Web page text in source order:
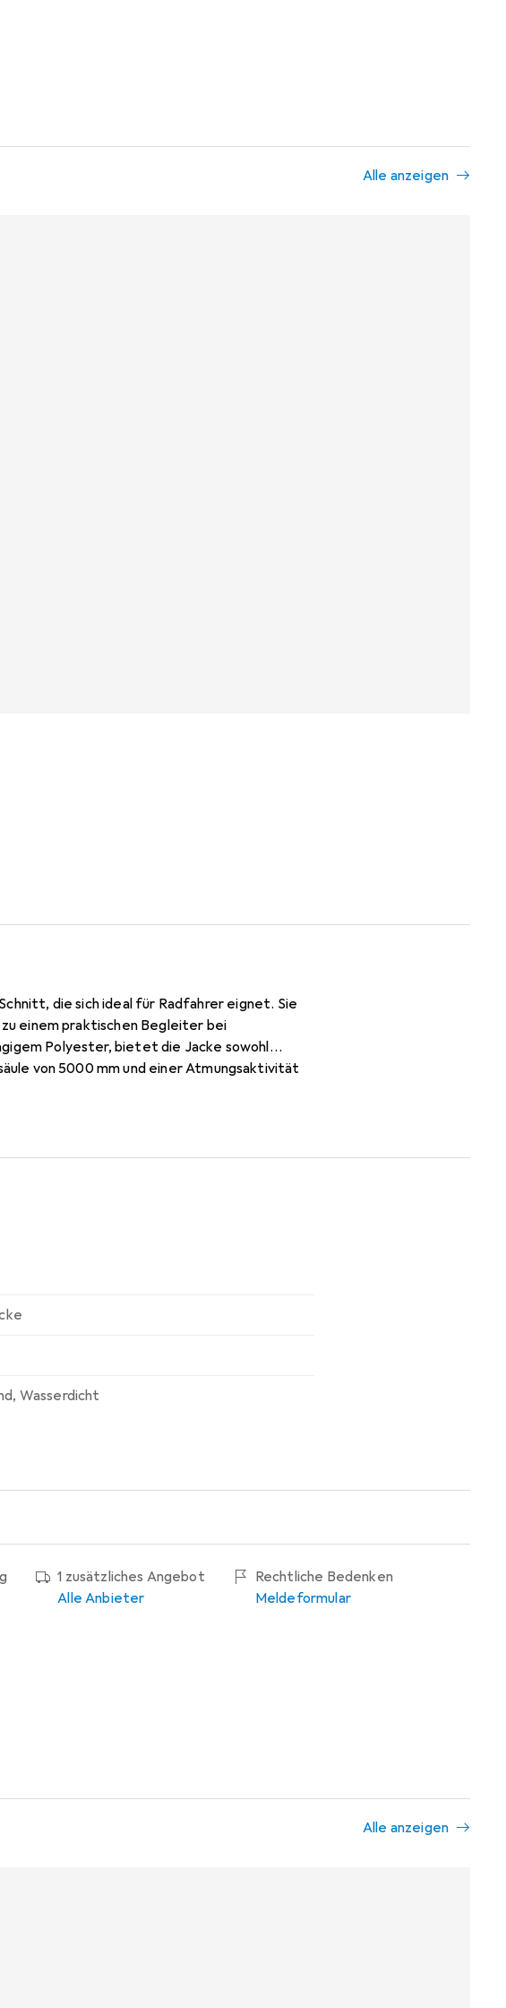
Alle anzeigen
die sich ideal für Radfahrer eignet. Sie
einem praktischen Begleiter bei
Polyester, bietet die Jacke sowohl
von 5000 mm und einer Atmungsaktivität
und das breite Belüftungssystem auf dem
während die ergonomische,
, Wasserdicht
1 zusätzliches Angebot
Alle Anbieter
Rechtliche Bedenken
Meldeformular
Alle anzeigen